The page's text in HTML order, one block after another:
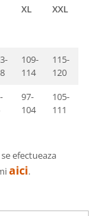
XL XXL
109-
114
115-
120
97-
104
105-
111
efectueaza
aici.